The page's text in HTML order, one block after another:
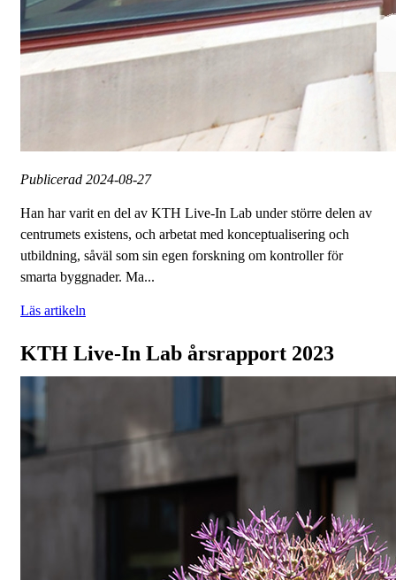
Publicerad 2024-08-27
Han har varit en del av KTH Live-In Lab under större delen av
centrumets existens, och arbetat med konceptualisering och
utbildning, såväl som sin egen forskning om kontroller för
smarta byggnader. Ma...
Läs artikeln
KTH Live-In Lab årsrapport 2023